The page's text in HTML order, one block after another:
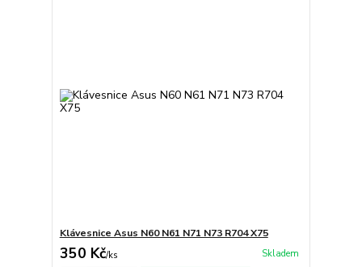
Klávesnice Asus N60 N61 N71 N73 R704 X75
350 Kč/ks Skladem